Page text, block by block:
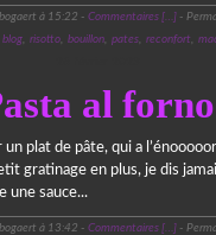
à 15:22 - Commentaires […]-
blog, risotto, bouillon, pates, reconfort,
al forno
plat de pâte, qui a
gratinage en plus, je dis
une sauce...
à 13:42 - Commentaires […]-